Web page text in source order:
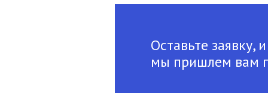
Оставьте заявку,
мы пришлем вам